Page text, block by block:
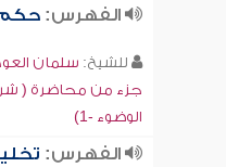
الفهرس:حكم
للشيخ: سلمان
جزء من محاضرة ( شرح
الوضوء -1)
الفهرس: